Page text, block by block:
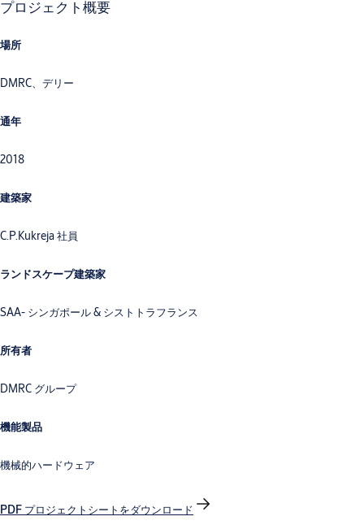
プロジェクト概要
場所
DMRC、デリー
通年
2018
建築家
C.P.Kukreja 社員
ランドスケープ建築家
SAA- シンガポール & シストトラフランス
所有者
DMRC グループ
機能製品
機械的ハードウェア
PDF プロジェクトシートをダウンロード